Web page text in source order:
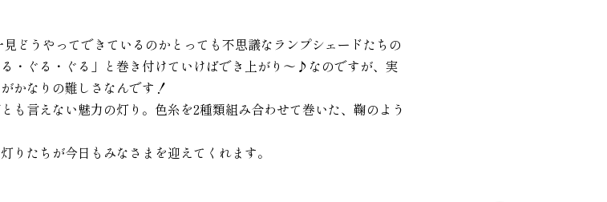
どうやってできているのかとっても不思議なランプシェードたちの
・ぐる・ぐる」と巻き付けていけばでき上がり～♪なのですが、実
かなりの難しさなんです！
も言えない魅力の灯り。色糸を2種類組み合わせて巻いた、鞠のよう
りたちが今日もみなさまを迎えてくれます。